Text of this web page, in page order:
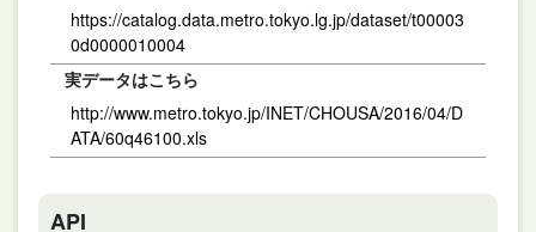
https://catalog.data.metro.tokyo.lg.jp/dataset/t00003
0d0000010004
実データはこちら
http://www.metro.tokyo.jp/INET/CHOUSA/2016/04/D
ATA/60q46100.xls
API